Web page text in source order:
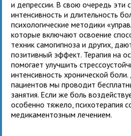
и депрессии. В свою очередь эти
интенсивность и длительность
психологические методики
которые включают освоение
техник самогипноза и других,
позитивный эффект. Терапия на
помогает улучшить
интенсивность хронической
пациентов мы проводит
занятия. Если же боль
особенно тяжело, психотерапия
медикаментозным лечением.